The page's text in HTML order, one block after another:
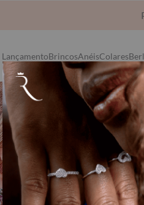
Frete Grátis
LançamentoBrincosAnéisColares